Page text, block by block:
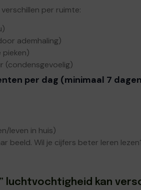
per ruimte:
ademhaling)
(condensgevoelig)
per dag (minimaal 7
leven in huis)
beeld. Wil je cijfers beter leren
luchtvochtigheid kan